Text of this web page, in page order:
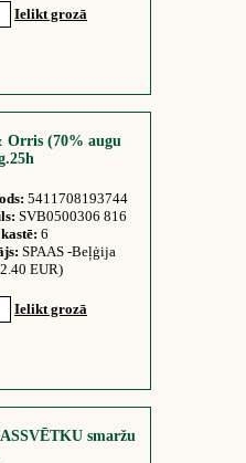
Ielikt grozā
Orris (70% augu
5411708193744
SVB0500306 816
6
SPAAS -Beļģija
2.40 EUR)
Ielikt grozā
smaržu